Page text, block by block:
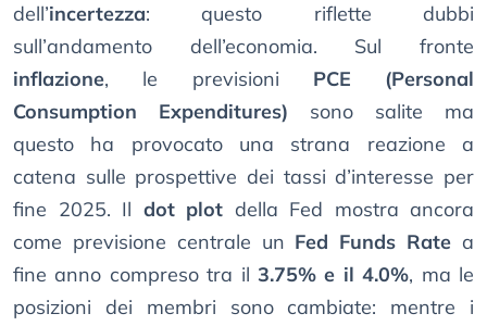
dell’incertezza: questo riflette dubbi
sull’andamento dell’economia. Sul fronte
inflazione, le previsioni PCE (Personal
Consumption Expenditures) sono salite ma
questo ha provocato una strana reazione a
catena sulle prospettive dei tassi d’interesse per
fine 2025. Il dot plot della Fed mostra ancora
come previsione centrale un Fed Funds Rate a
fine anno compreso tra il 3.75% e il 4.0%, ma le
posizioni dei membri sono cambiate: mentre i